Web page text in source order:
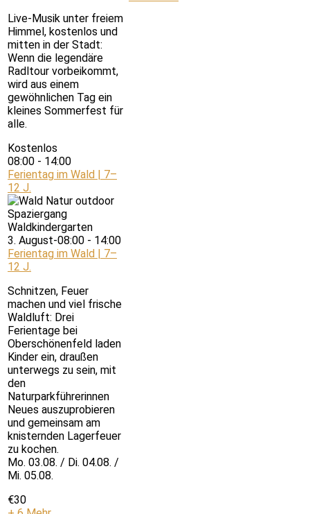
Live-Musik unter freiem
Himmel, kostenlos und
mitten in der Stadt:
Wenn die legendäre
Radltour vorbeikommt,
wird aus einem
gewöhnlichen Tag ein
kleines Sommerfest für
alle.
Kostenlos
08:00 - 14:00
Ferientag im Wald | 7–
12 J.
3. August-08:00 - 14:00
Ferientag im Wald | 7–
12 J.
Schnitzen, Feuer
machen und viel frische
Waldluft: Drei
Ferientage bei
Oberschönenfeld laden
Kinder ein, draußen
unterwegs zu sein, mit
den
Naturparkführerinnen
Neues auszuprobieren
und gemeinsam am
knisternden Lagerfeuer
zu kochen.
Mo. 03.08. / Di. 04.08. /
Mi. 05.08.
€30